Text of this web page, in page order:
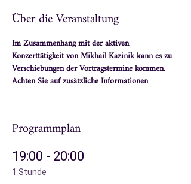
Über die Veranstaltung
Im Zusammenhang mit der aktiven
Konzerttätigkeit von Mikhail Kazinik kann es zu
Verschiebungen der Vortragstermine kommen.
Achten Sie auf zusätzliche Informationen
Programmplan
19:00 - 20:00
1 Stunde